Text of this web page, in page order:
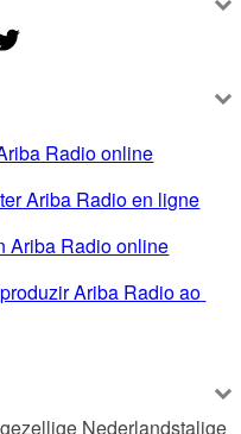
Radio online
Ariba Radio en ligne
Ariba Radio online
Ariba Radio ao
Nederlandstalige